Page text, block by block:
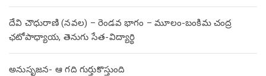
దేవి చౌధురాణి (నవల) – రెండవ భాగం – మూలం-బంకిమ చంద్ర
ఛటోపాధ్యాయ, తెనుగు సేత-విద్యార్థి
అనుసృజన- ఆ గది గుర్తుకొస్తుంది